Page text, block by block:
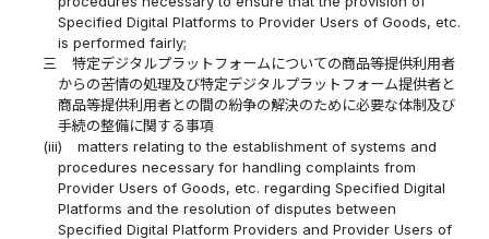
Specified Digital Platforms to Provider Users of Goods, etc.
is performed fairly;
三
特定デジタルプラットフォームについての商品等提供利用者
からの苦情の処理及び特定デジタルプラットフォーム提供者と
商品等提供利用者との間の紛争の解決のために必要な体制及び
手続の整備に関する事項
(iii)
matters relating to the establishment of systems and
procedures necessary for handling complaints from
Provider Users of Goods, etc. regarding Specified Digital
Platforms and the resolution of disputes between
Specified Digital Platform Providers and Provider Users of